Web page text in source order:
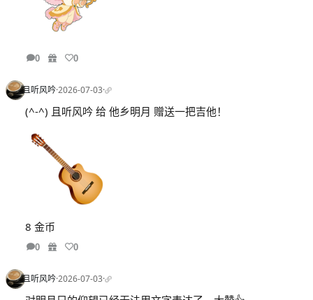
0 0
且听风吟·2026-07-03·
(^-^) 且听风吟 给 他乡明月 赠送一把吉他！
8 金币
0 0
且听风吟·2026-07-03·